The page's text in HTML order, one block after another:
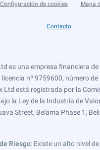
Configuración de cookies Mapa
Contacto
es una empresa financiera
licencia nº 9759600, número
Ltd está registrada por la
la Ley de la Industria de
Street, Belama Phase 1,
Riesgo: Existe un alto nivel